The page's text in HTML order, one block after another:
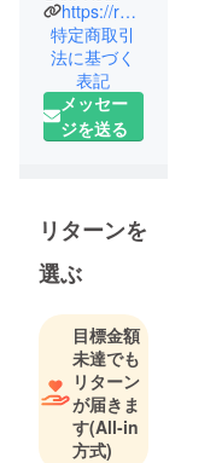
グリーンア
ドバイザー
資格取得
▶︎外資系・
ラグジュア
ランドメゾ
ンなどの、
デザインを
10代の頃、
将来に希望
が持てな
かった時
に、あるフ
https://roselty.base.shop/
特定商取引
法に基づく
表記
メッセー
ジを送る
リターンを
選ぶ
目標金額
未達でも
リターン
が届きま
す(All-in
方式)